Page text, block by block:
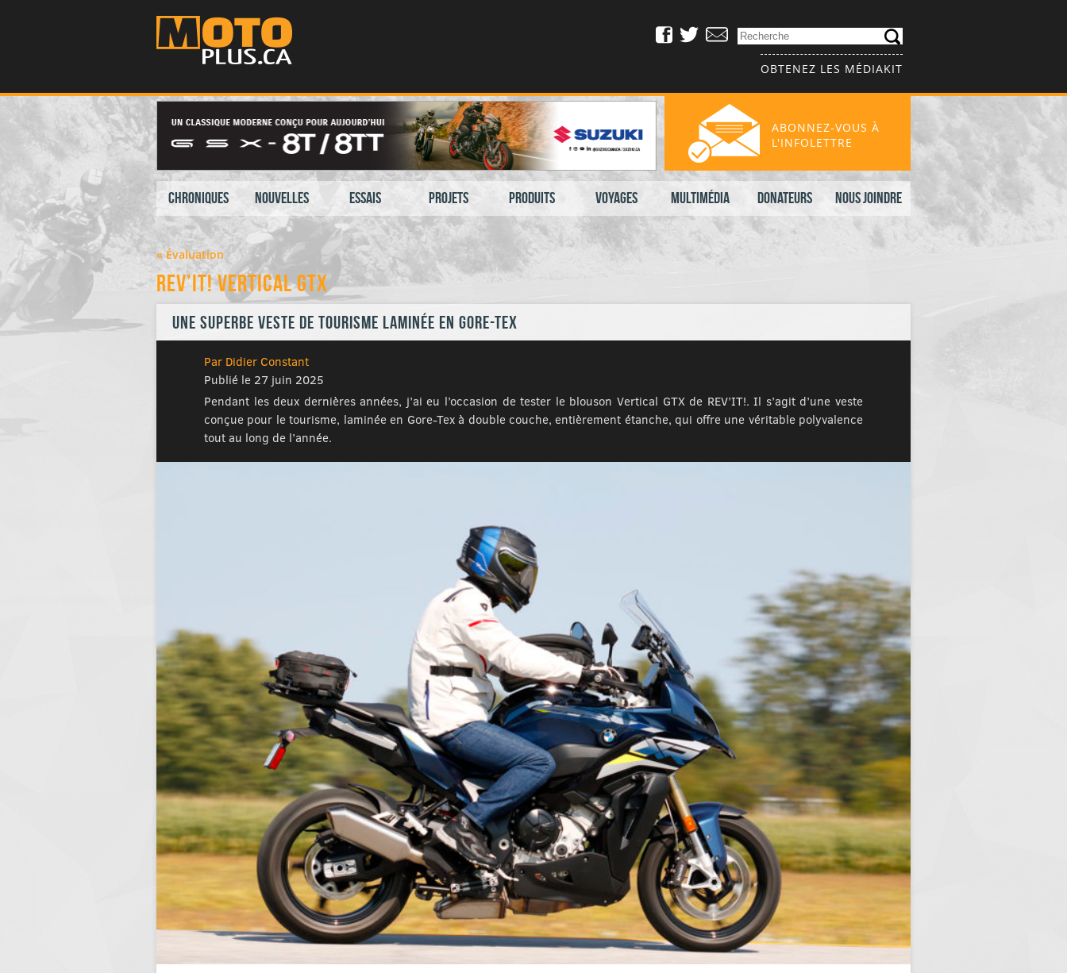
OBTENEZ LES MÉDIAKIT
Chroniques Nouvelles Essais Projets Produits Voyages Multimédia Donateurs Nous joindre
ABONNEZ-VOUS À
L'INFOLETTRE
« Évaluation
REV’IT! Vertical GTX
Une superbe veste de tourisme laminée en Gore-Tex
Par Didier Constant
Publié le 27 juin 2025
Pendant les deux dernières années, j’ai eu l’occasion de tester le blouson Vertical GTX de REV’IT!. Il s’agit d’une veste
conçue pour le tourisme, laminée en Gore-Tex à double couche, entièrement étanche, qui offre une véritable polyvalence
tout au long de l’année.